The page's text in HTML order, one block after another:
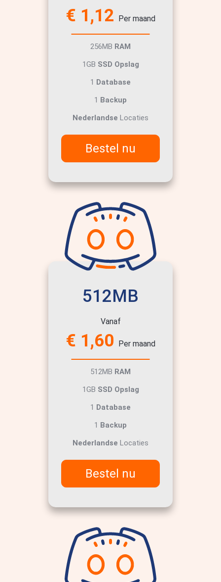
€ 1,12 Per maand
256MB RAM
1GB SSD Opslag
1 Database
1 Backup
Nederlandse Locaties
Bestel nu
512MB
Vanaf
€ 1,60 Per maand
512MB RAM
1GB SSD Opslag
1 Database
1 Backup
Nederlandse Locaties
Bestel nu